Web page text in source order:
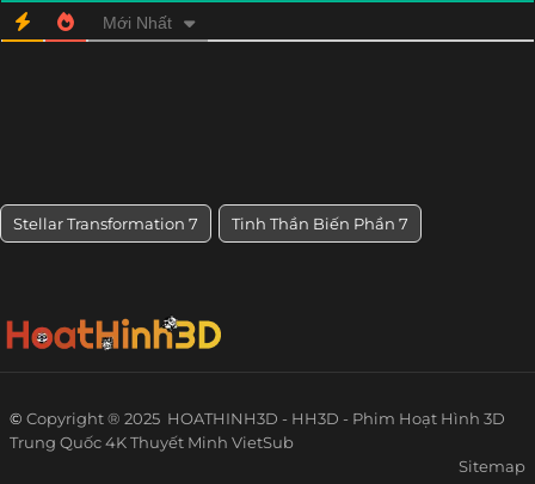
Mới Nhất
Stellar Transformation 7 Tinh Thần Biến Phần 7
© Copyright ® 2025 HOATHINH3D - HH3D - Phim Hoạt Hình 3D
Trung Quốc 4K Thuyết Minh VietSub
Sitemap